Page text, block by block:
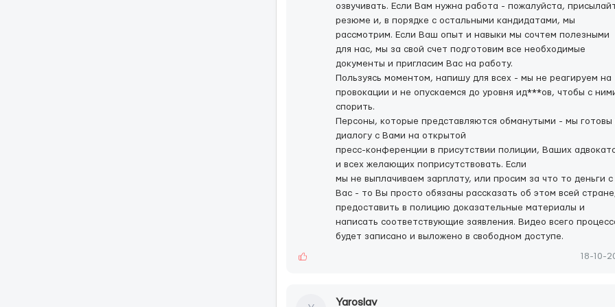
озвучивать. Если Вам нужна работа - пожалуйста,
резюме и, в порядке с остальными кандидатами, мы
рассмотрим. Если Ваш опыт и навыки мы сочтем полезными
для нас, мы за свой счет подготовим все необходимые
документы и пригласим Вас на работу.
Пользуясь моментом, напишу для всех - мы не реагируем на
провокации и не опускаемся до уровня ид***ов, чтобы с
спорить.
Персоны, которые представляются обманутыми - мы готовы
диалогу с Вами на открытой
пресс-конференции в присутствии полиции, Ваших
и всех желающих поприсутствовать. Если
мы не выплачиваем зарплату, или просим за что то деньги с
Вас - то Вы просто обязаны рассказать об этом всей
предоставить в полицию доказательные материалы и
написать соответствующие заявления. Видео всего
будет записано и выложено в свободном доступе.
18-10-
Yaroslav